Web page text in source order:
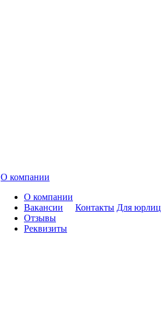
О компании
О компании
Вакансии
Отзывы
Реквизиты
Контакты Для юрлиц